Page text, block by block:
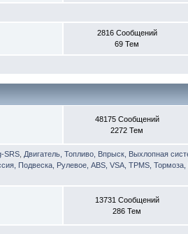
2816 Сообщений
69 Тем
48175 Сообщений
2272 Тем
SRS, Двигатель, Топливо, Впрыск, Выхлопная
Подвеска, Рулевое, ABS, VSA, TPMS, Тормоза,
13731 Сообщений
286 Тем